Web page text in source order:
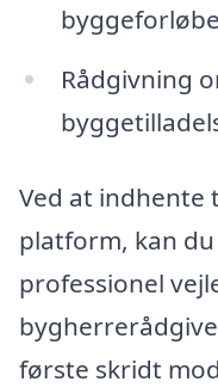
Rådgivning
Ved at indhente
platform, kan
professionel
første skridt